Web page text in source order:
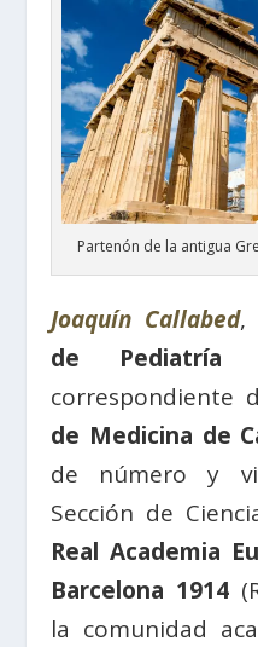
Partenón de la antigua
Joaquín Callabed,
de Pediatría
correspondiente
de Medicina de
de número y
Sección de
Real Academia
Barcelona 1914
la comunidad